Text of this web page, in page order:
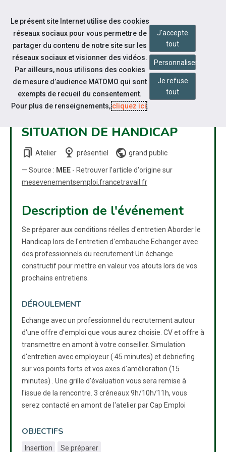
Aller au contenu
#LUA - SIMULATION
ENTRETIEN D'EMBAUCHE
SITUATION DE HANDICAP
bookmarks Atelier nest_cam_indoor présentiel public grand public
— Source : MEE - Retrouver l'article d'origine sur
mesevenementsemploi.francetravail.fr
Description de l'événement
Se préparer aux conditions réelles d'entretien Aborder le
Handicap lors de l'entretien d'embauche Echanger avec
des professionnels du recrutement Un échange
constructif pour mettre en valeur vos atouts lors de vos
prochains entretiens.
DÉROULEMENT
Echange avec un professionnel du recrutement autour
d'une offre d'emploi que vous aurez choisie. CV et offre à
transmettre en amont à votre conseiller. Simulation
d'entretien avec employeur ( 45 minutes) et debriefing
sur vos points forts et vos axes d'amélioration (15
minutes) . Une grille d'évaluation vous sera remise à
l'issue de la rencontre. 3 créneaux 9h/10h/11h, vous
serez contacté en amont de l'atelier par Cap Emploi
OBJECTIFS
Insertion Se préparer
Le présent site Internet utilise des cookies
réseaux sociaux pour vous permettre de
partager du contenu de notre site sur les
réseaux sociaux et visionner des vidéos.
Par ailleurs, nous utilisons des cookies
de mesure d’audience MATOMO qui sont
exempts de recueil du consentement.
Pour plus de renseignements,cliquez ici.
J'accepte
tout
Personnaliser
Je refuse
tout